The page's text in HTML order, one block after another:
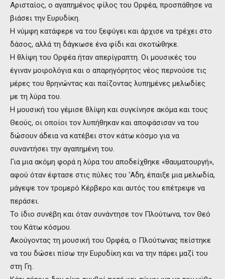
Αρισταίος, ο αγαπημένος φίλος του Ορφέα, προσπάθησε να
βιάσει την Ευρυδίκη.
Η νύμφη κατάφερε να του ξεφύγει και άρχισε να τρέχει στο
δάσος, αλλά τη δάγκωσε ένα φίδι και σκοτώθηκε.
Η θλίψη του Ορφέα ήταν απερίγραπτη. Οι μουσικές του
έγιναν μοιρολόγια και ο απαρηγόρητος νέος περνούσε τις
μέρες του θρηνώντας και παίζοντας λυπημένες μελωδίες
με τη λύρα του.
Η μουσική του γέμισε θλίψη και συγκίνησε ακόμα και τους
Θεούς, οι οποίοι τον λυπήθηκαν και αποφάσισαν να του
δώσουν άδεια να κατέβει στον κάτω κόσμο για να
συναντήσει την αγαπημένη του.
Για μια ακόμη φορά η λύρα του αποδείχθηκε «θαυματουργή»,
αφού όταν έφτασε στις πύλες του ‘Αδη, έπαιξε μια μελωδία,
μάγεψε τον τρομερό Κέρβερο και αυτός του επέτρεψε να
περάσει.
Το ίδιο συνέβη και όταν συνάντησε τον Πλούτωνα, τον Θεό
του Κάτω κόσμου.
Ακούγοντας τη μουσική του Ορφέα, ο Πλούτωνας πείστηκε
να του δώσει πίσω την Ευρυδίκη και να την πάρει μαζί του
στη Γη.